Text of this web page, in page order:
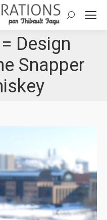
Search:
Design
Snapper